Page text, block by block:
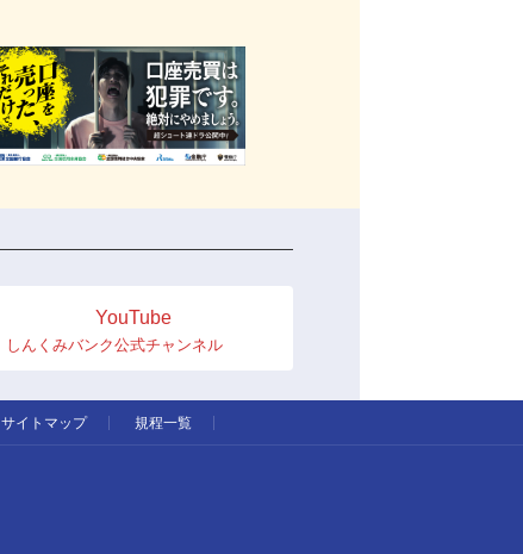
YouTube
しんくみバンク公式チャンネル
サイトマップ 規程一覧